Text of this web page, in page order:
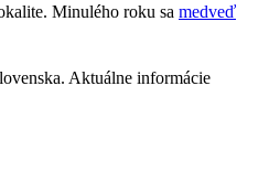
Minulého roku sa medveď
Aktuálne informácie